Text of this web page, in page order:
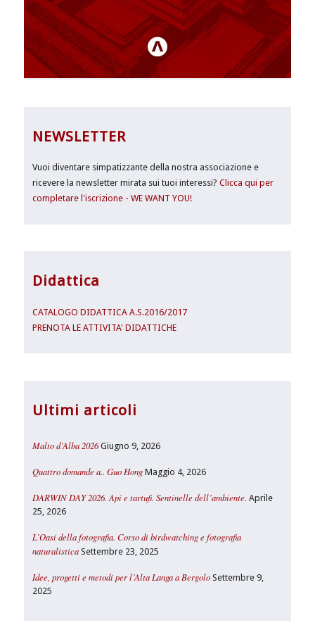
NEWSLETTER
Vuoi diventare simpatizzante della nostra associazione e
ricevere la newsletter mirata sui tuoi interessi?Clicca qui per
completare l'iscrizione - WE WANT YOU!
Didattica
CATALOGO DIDATTICA A.S.2016/2017
PRENOTA LE ATTIVITA' DIDATTICHE
Ultimi articoli
Malto d’Alba 2026 Giugno 9, 2026
Quattro domande a.. Guo Hong Maggio 4, 2026
DARWIN DAY 2026. Api e tartufi. Sentinelle dell’ambiente. Aprile
25, 2026
L’Oasi della fotografia. Corso di birdwatching e fotografia
naturalistica Settembre 23, 2025
Idee, progetti e metodi per l’Alta Langa a Bergolo Settembre 9,
2025